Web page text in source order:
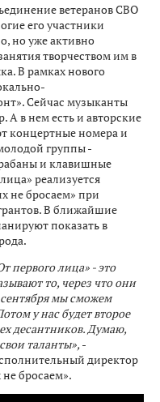
ветеранов СВО
его участники
но уже активно
творчеством им в
В рамках нового
Сейчас музыканты
А в нем есть и авторские
концертные номера и
группы -
и клавишные
реализуется
не бросаем» при
В ближайшие
показать в
первого лица» - это
то, через что они
мы сможем
у нас будет второе
десантников. Думаю,
таланты», -
директор
бросаем».